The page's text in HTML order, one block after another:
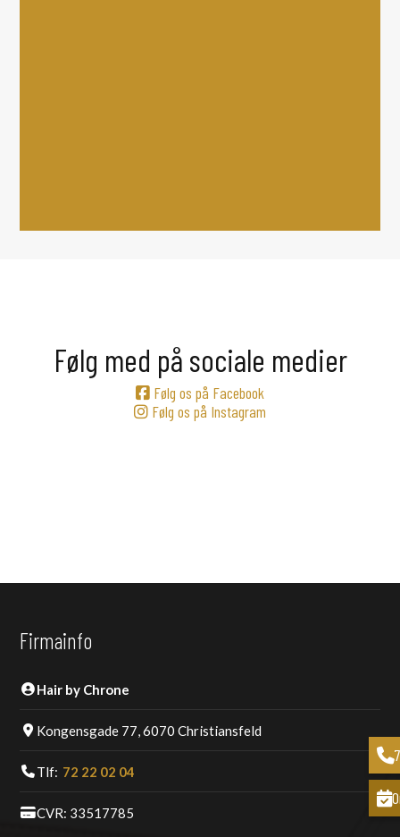
Følg med på sociale medier
Følg os på Facebook
Følg os på Instagram
Firmainfo
Hair by Chrone
Kongensgade 77, 6070 Christiansfeld
Tlf: 72 22 02 04
CVR: 33517785